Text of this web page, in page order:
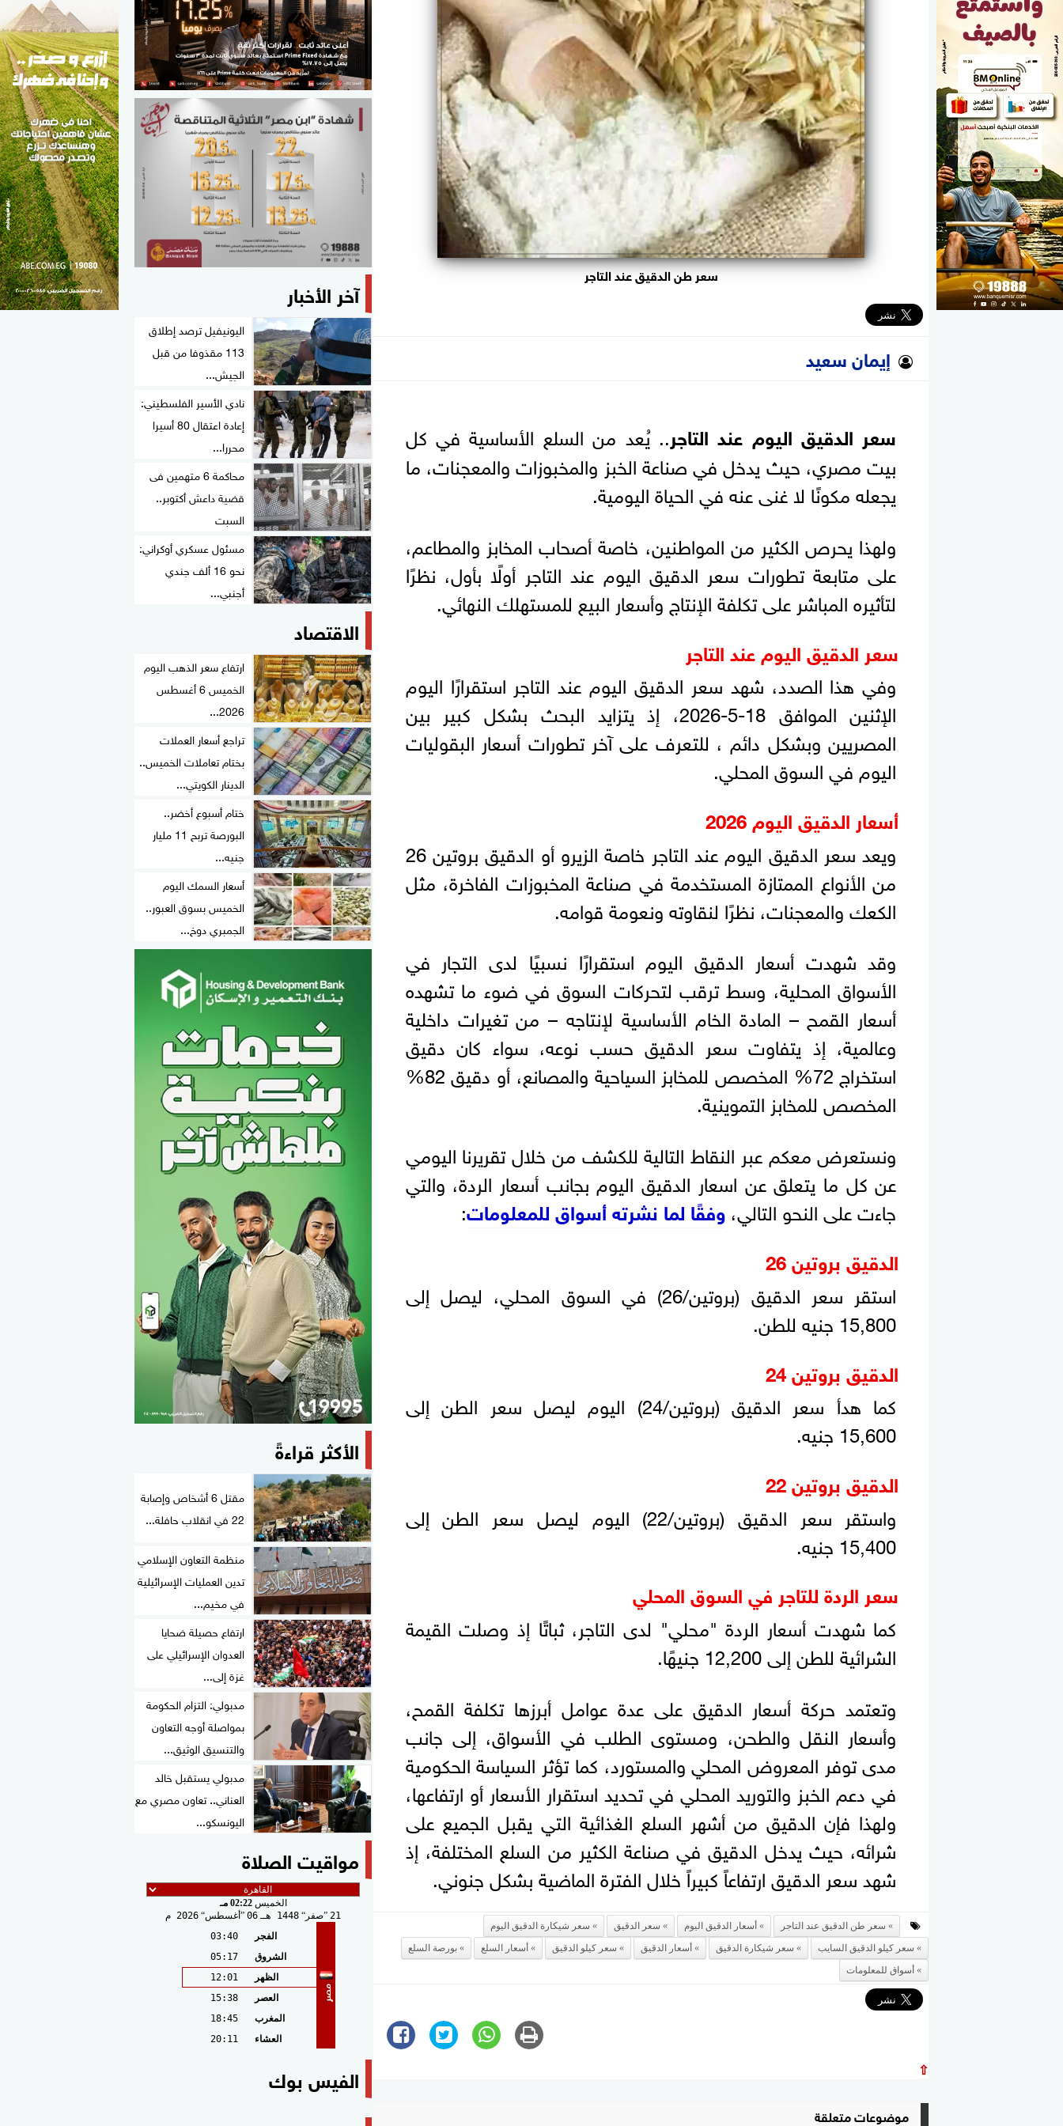
مواهب مصر
سعر طن الدقيق عند التاجر
إيمان سعيد
سعر الدقيق اليوم عند التاجر.. يُعد من السلع الأساسية في كل
بيت مصري، حيث يدخل في صناعة الخبز والمخبوزات والمعجنات، ما
يجعله مكونًا لا غنى عنه في الحياة اليومية.
ولهذا يحرص الكثير من المواطنين، خاصة أصحاب المخابز والمطاعم،
على متابعة تطورات سعر الدقيق اليوم عند التاجر أولًا بأول، نظرًا
لتأثيره المباشر على تكلفة الإنتاج وأسعار البيع للمستهلك النهائي.
سعر الدقيق اليوم عند التاجر
وفي هذا الصدد، شهد سعر الدقيق اليوم عند التاجر استقرارًا اليوم
الإثنين الموافق 18-5-2026، إذ يتزايد البحث بشكل كبير بين
المصريين وبشكل دائم ، للتعرف على آخر تطورات أسعار البقوليات
اليوم في السوق المحلي.
أسعار الدقيق اليوم 2026
ويعد سعر الدقيق اليوم عند التاجر خاصة الزيرو أو الدقيق بروتين 26
من الأنواع الممتازة المستخدمة في صناعة المخبوزات الفاخرة، مثل
الكعك والمعجنات، نظرًا لنقاوته ونعومة قوامه.
وقد شهدت أسعار الدقيق اليوم استقرارًا نسبيًا لدى التجار في
الأسواق المحلية، وسط ترقب لتحركات السوق في ضوء ما تشهده
أسعار القمح – المادة الخام الأساسية لإنتاجه – من تغيرات داخلية
وعالمية، إذ يتفاوت سعر الدقيق حسب نوعه، سواء كان دقيق
استخراج 72% المخصص للمخابز السياحية والمصانع، أو دقيق 82%
المخصص للمخابز التموينية.
ونستعرض معكم عبر النقاط التالية للكشف من خلال تقريرنا اليومي
عن كل ما يتعلق عن اسعار الدقيق اليوم بجانب أسعار الردة، والتي
جاءت على النحو التالي،وفقًا لما نشرته أسواق للمعلومات:
الدقيق بروتين 26
استقر سعر الدقيق (بروتين/26) في السوق المحلي، ليصل إلى
15,800 جنيه للطن.
الدقيق بروتين 24
كما هدأ سعر الدقيق (بروتين/24) اليوم ليصل سعر الطن إلى
15,600 جنيه.
الدقيق بروتين 22
واستقر سعر الدقيق (بروتين/22) اليوم ليصل سعر الطن إلى
15,400 جنيه.
سعر الردة للتاجر في السوق المحلي
كما شهدت أسعار الردة "محلي" لدى التاجر، ثباتًا إذ وصلت القيمة
الشرائية للطن إلى 12,200 جنيهًا.
وتعتمد حركة أسعار الدقيق على عدة عوامل أبرزها تكلفة القمح،
وأسعار النقل والطحن، ومستوى الطلب في الأسواق، إلى جانب
مدى توفر المعروض المحلي والمستورد، كما تؤثر السياسة الحكومية
في دعم الخبز والتوريد المحلي في تحديد استقرار الأسعار أو ارتفاعها،
ولهذا فإن الدقيق من أشهر السلع الغذائية التي يقبل الجميع على
شرائه، حيث يدخل الدقيق في صناعة الكثير من السلع المختلفة، إذ
شهد سعر الدقيق ارتفاعاً كبيراً خلال الفترة الماضية بشكل جنوني.
سعر طن الدقيق عند التاجر أسعار الدقيق اليوم سعر الدقيق
سعر شيكارة الدقيق اليوم
سعر كيلو الدقيق السايب
سعر شيكارة الدقيق أسعار الدقيق سعر كيلو الدقيق أسعار السلع
بورصة السلع
أسواق للمعلومات
⇧
موضوعات متعلقة
آخر الأخبار
اليونيفيل ترصد إطلاق
113 مقذوفا من قبل
الجيش...
نادي الأسير الفلسطيني:
إعادة اعتقال 80 أسيرا
محررا...
محاكمة 6 متهمين فى
قضية داعش أكتوبر..
السبت
مسئول عسكري أوكراني:
نحو 16 ألف جندي
أجنبي...
الاقتصاد
ارتفاع سعر الذهب اليوم
الخميس 6 أغسطس
2026...
تراجع أسعار العملات
بختام تعاملات الخميس..
الدينار الكويتي...
ختام أسبوع أخضر..
البورصة تربح 11 مليار
جنيه...
أسعار السمك اليوم
الخميس بسوق العبور..
الجمبري دوخ...
الأكثر قراءةً
مقتل 6 أشخاص وإصابة
22 في انقلاب حافلة...
منظمة التعاون الإسلامي
تدين العمليات الإسرائيلية
في مخيم...
ارتفاع حصيلة ضحايا
العدوان الإسرائيلي على
غزة إلى...
مدبولي: التزام الحكومة
بمواصلة أوجه التعاون
والتنسيق الوثيق...
مدبولي يستقبل خالد
العناني.. تعاون مصري مع
اليونسكو...
مواقيت الصلاة
الخميس02:22 مـ
21 صفر 1448 هـ 06 أغسطس 2026 م
مصر
الفجر
03:40
الشروق
05:17
الظهر
12:01
العصر
15:38
المغرب
18:45
العشاء
20:11
الفيس بوك